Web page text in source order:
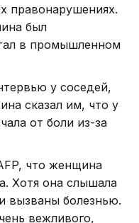
правонарушениях.
был
в промышленном
у соседей,
сказал им, что у
от боли из-за
что женщина
Хотя она слышала
вызваны болезнью.
вежливого,